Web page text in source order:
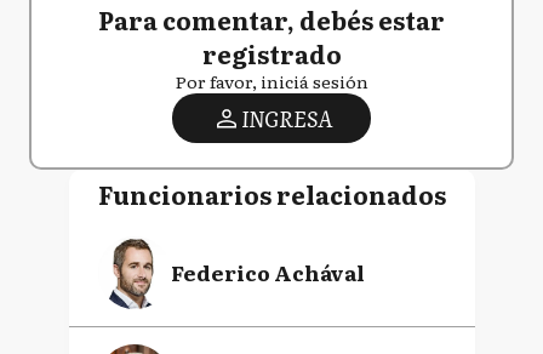
Para comentar, debés estar
registrado
Por favor, iniciá sesión
INGRESA
Funcionarios relacionados
Federico Achával